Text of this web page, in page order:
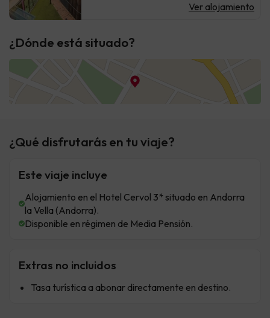
Ver alojamiento
¿Dónde está situado?
¿Qué disfrutarás en tu viaje?
Este viaje incluye
Alojamiento en el Hotel Cervol 3* situado en Andorra
la Vella (Andorra).
Disponible en régimen de Media Pensión.
Extras no incluidos
Tasa turística a abonar directamente en destino.